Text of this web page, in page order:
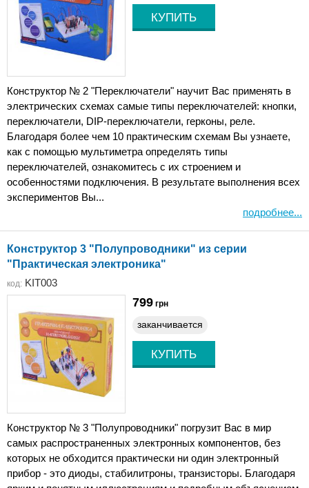
Конструктор № 2 "Переключатели" научит Вас применять в
электрических схемах самые типы переключателей: кнопки,
переключатели, DIP-переключатели, герконы, реле.
Благодаря более чем 10 практическим схемам Вы узнаете,
как с помощью мультиметра определять типы
переключателей, ознакомитесь с их строением и
особенностями подключения. В результате выполнения всех
экспериментов Вы...
подробнее...
Конструктор 3 "Полупроводники" из серии
"Практическая электроника"
код: KIT003
799 грн
заканчивается
Конструктор № 3 "Полупроводники" погрузит Вас в мир
самых распространенных электронных компонентов, без
которых не обходится практически ни один электронный
прибор - это диоды, стабилитроны, транзисторы. Благодаря